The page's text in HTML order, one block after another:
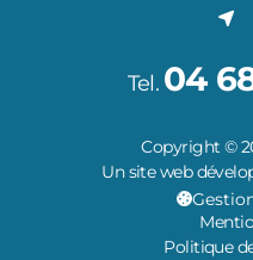
Tel. 04
Copyright ©
Un site web
Politique